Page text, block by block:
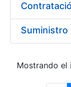
Mostrando el